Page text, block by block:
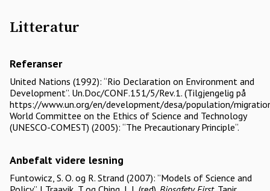
Litteratur
Referanser
United Nations (1992): “Rio Declaration on Environment and
Development”. Un.Doc/CONF.151/5/Rev.1. (Tilgjengelig på
https://www.un.org/en/development/desa/population/
World Committee on the Ethics of Science and Technology
(UNESCO-COMEST) (2005): “The Precautionary Principle“.
Anbefalt videre lesning
Funtowicz, S. O. og R. Strand (2007): ”Models of Science and